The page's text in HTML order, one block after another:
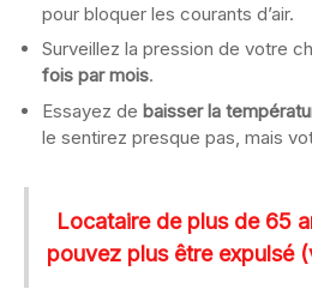
pour bloquer les courants d’air.
Surveillez la pression de votre
fois par mois.
Essayez de baisser la
le sentirez presque pas, mais
Locataire de plus de 65
pouvez plus être expulsé